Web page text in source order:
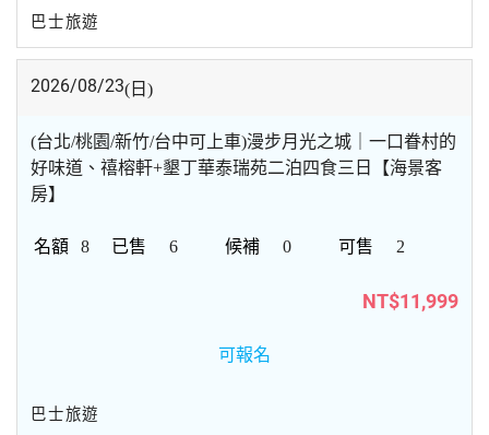
巴士旅遊
2026/08/23(日)
(台北/桃園/新竹/台中可上車)漫步月光之城｜一口眷村的
好味道、禧榕軒+墾丁華泰瑞苑二泊四食三日【海景客
房】
8 6 0 2
NT$11,999
可報名
巴士旅遊